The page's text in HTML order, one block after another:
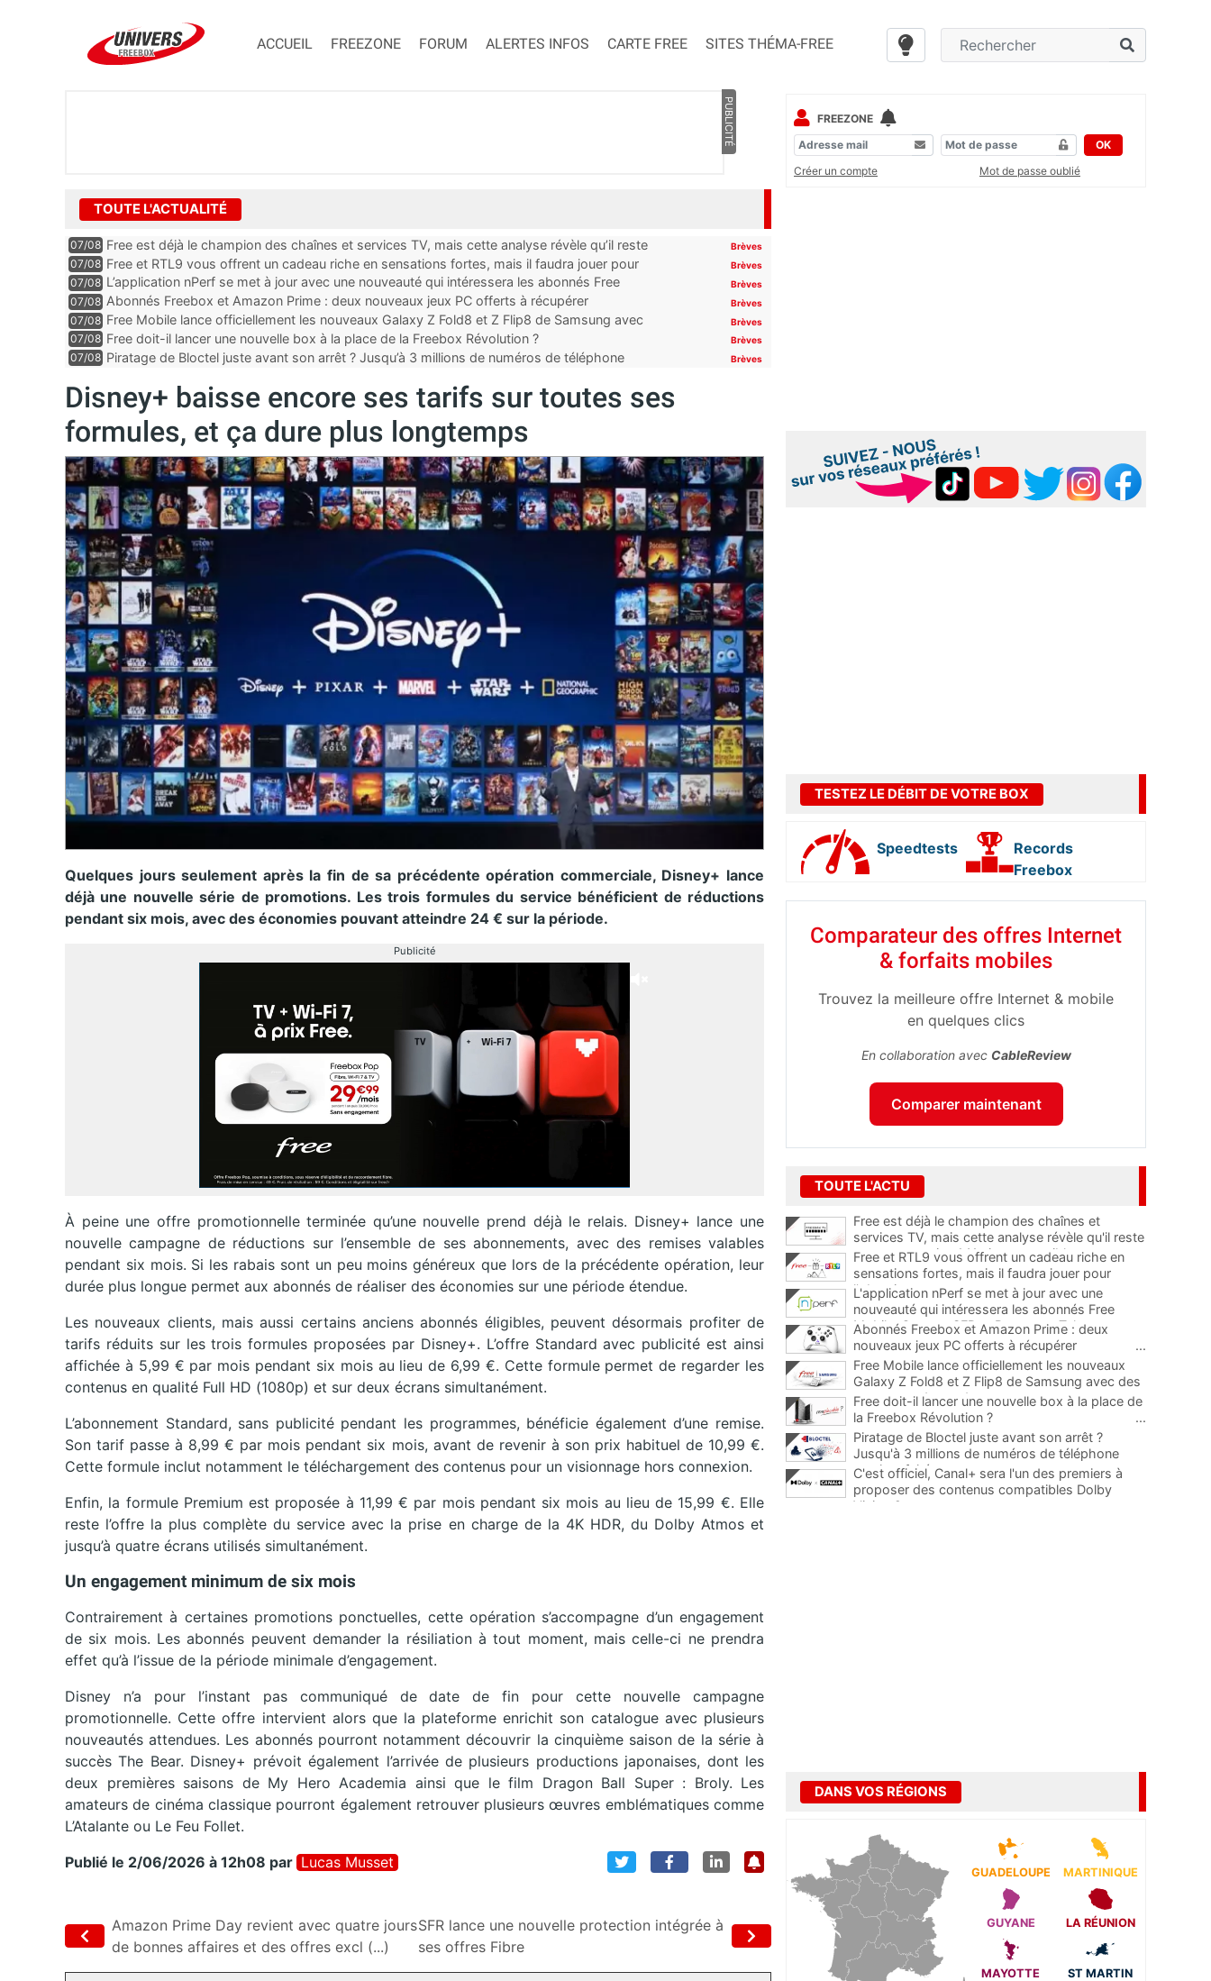
ACCUEIL FREEZONE FORUM ALERTES INFOS CARTE FREE SITES THÉMA-FREE
PUBLICITÉ
TOUTE L'ACTUALITÉ
07/08 Free est déjà le champion des chaînes et services TV, mais cette analyse révèle qu’il reste
encore au moin...
Brèves
07/08 Free et RTL9 vous offrent un cadeau riche en sensations fortes, mais il faudra jouer pour
l’obtenir
Brèves
07/08 L’application nPerf se met à jour avec une nouveauté qui intéressera les abonnés Free
Mobile, Orange, SFR ...
Brèves
07/08 Abonnés Freebox et Amazon Prime : deux nouveaux jeux PC offerts à récupérer Brèves
07/08 Free Mobile lance officiellement les nouveaux Galaxy Z Fold8 et Z Flip8 de Samsung avec
des promos et des cadeaux
Brèves
07/08 Free doit-il lancer une nouvelle box à la place de la Freebox Révolution ? Brèves
07/08 Piratage de Bloctel juste avant son arrêt ? Jusqu’à 3 millions de numéros de téléphone
Brèves
Disney+ baisse encore ses tarifs sur toutes ses
formules, et ça dure plus longtemps
Quelques jours seulement après la fin de sa précédente opération commerciale, Disney+ lance
déjà une nouvelle série de promotions. Les trois formules du service bénéficient de réductions
pendant six mois, avec des économies pouvant atteindre 24 € sur la période.
Publicité
À peine une offre promotionnelle terminée qu’une nouvelle prend déjà le relais. Disney+ lance une
nouvelle campagne de réductions sur l’ensemble de ses abonnements, avec des remises valables
pendant six mois. Si les rabais sont un peu moins généreux que lors de la précédente opération, leur
durée plus longue permet aux abonnés de réaliser des économies sur une période étendue.
Les nouveaux clients, mais aussi certains anciens abonnés éligibles, peuvent désormais profiter de
tarifs réduits sur les trois formules proposées par Disney+. L’offre Standard avec publicité est ainsi
affichée à 5,99 € par mois pendant six mois au lieu de 6,99 €. Cette formule permet de regarder les
contenus en qualité Full HD (1080p) et sur deux écrans simultanément.
L’abonnement Standard, sans publicité pendant les programmes, bénéficie également d’une remise.
Son tarif passe à 8,99 € par mois pendant six mois, avant de revenir à son prix habituel de 10,99 €.
Cette formule inclut notamment le téléchargement des contenus pour un visionnage hors connexion.
Enfin, la formule Premium est proposée à 11,99 € par mois pendant six mois au lieu de 15,99 €. Elle
reste l’offre la plus complète du service avec la prise en charge de la 4K HDR, du Dolby Atmos et
jusqu’à quatre écrans utilisés simultanément.
Un engagement minimum de six mois
Contrairement à certaines promotions ponctuelles, cette opération s’accompagne d’un engagement
de six mois. Les abonnés peuvent demander la résiliation à tout moment, mais celle-ci ne prendra
effet qu’à l’issue de la période minimale d’engagement.
Disney n’a pour l’instant pas communiqué de date de fin pour cette nouvelle campagne
promotionnelle. Cette offre intervient alors que la plateforme enrichit son catalogue avec plusieurs
nouveautés attendues. Les abonnés pourront notamment découvrir la cinquième saison de la série à
succès The Bear. Disney+ prévoit également l’arrivée de plusieurs productions japonaises, dont les
deux premières saisons de My Hero Academia ainsi que le film Dragon Ball Super : Broly. Les
amateurs de cinéma classique pourront également retrouver plusieurs œuvres emblématiques comme
L’Atalante ou Le Feu Follet.
Publié le 2/06/2026 à 12h08 par Lucas Musset
Amazon Prime Day revient avec quatre jours
de bonnes affaires et des offres excl (...)
SFR lance une nouvelle protection intégrée à
ses offres Fibre
FREEZONE
OK
Créer un compte
Mot de passe oublié
TESTEZ LE DÉBIT DE VOTRE BOX
Speedtests
Records
Freebox
Comparateur des offres Internet
& forfaits mobiles
Trouvez la meilleure offre Internet & mobile
en quelques clics
En collaboration avec CableReview
Comparer maintenant
TOUTE L'ACTU
Free est déjà le champion des chaînes et
services TV, mais cette analyse révèle qu'il reste
encore au moins 141 ajouts possibles
Free et RTL9 vous offrent un cadeau riche en
sensations fortes, mais il faudra jouer pour
l'obtenir
L'application nPerf se met à jour avec une
nouveauté qui intéressera les abonnés Free
Mobile, Orange, SFR et Bouygues Telecom
Abonnés Freebox et Amazon Prime : deux
nouveaux jeux PC offerts à récupérer
...
Free Mobile lance officiellement les nouveaux
Galaxy Z Fold8 et Z Flip8 de Samsung avec des
promos et des cadeaux
...
Free doit-il lancer une nouvelle box à la place de
la Freebox Révolution ?
...
Piratage de Bloctel juste avant son arrêt ?
Jusqu'à 3 millions de numéros de téléphone
auraient fuité
C'est officiel, Canal+ sera l'un des premiers à
proposer des contenus compatibles Dolby
Vision 2
DANS VOS RÉGIONS
GUADELOUPE MARTINIQUE
GUYANE LA RÉUNION
MAYOTTE ST MARTIN